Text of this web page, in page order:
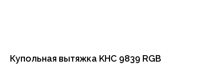
Купольная вытяжка KHC 9839 RGB